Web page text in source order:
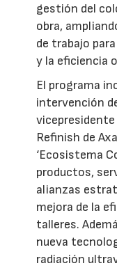
gestión del
obra,
de trabajo
y la eficiencia
El programa
intervención
vicepresidente
Refinish de
‘Ecosistema
productos,
alianzas
mejora de la
talleres.
nueva
radiación